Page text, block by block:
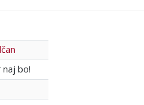
naj bo!